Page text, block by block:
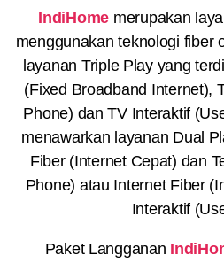
IndiHome merupakan
menggunakan teknologi fiber
layanan Triple Play yang
(Fixed Broadband Internet),
Phone) dan TV Interaktif
menawarkan layanan Dual
Fiber (Internet Cepat) dan
Phone) atau Internet Fiber
Interaktif
Paket Langganan